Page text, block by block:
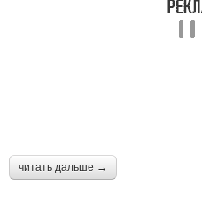
читать дальше →